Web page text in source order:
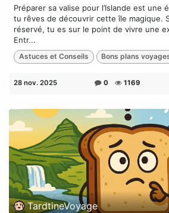
Préparer sa valise pour l’Islande est une
tu rêves de découvrir cette île magique.
réservé, tu es sur le point de vivre une
Entr...
Astuces et Conseils Bons plans
28 nov. 2025 0 1169
TardtineVoyage